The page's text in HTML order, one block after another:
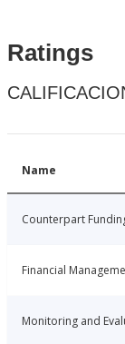
Ratings
Name
Counterpart
Financial
Monitoring and